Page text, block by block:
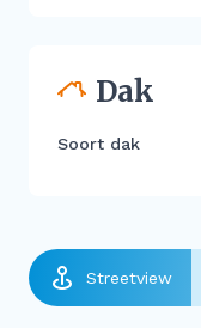
Dak
Soort dak
Streetview